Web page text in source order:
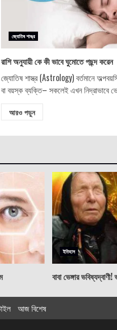
জ্যোতিষ শাস্ত্র
রাশি অনুযায়ী কে কী ভাবে ঘুমোতে পছন্দ করেন
জ্যোতিষ শাস্ত্র (Astrology) বর্তমানে
বা বয়স্ক ব্যক্তি– সকলেই এখন নিদ্রাভাবে
আরও পড়ুন
ইতিহাস
বাবা ভেঙ্গার
আজ বিশেষ